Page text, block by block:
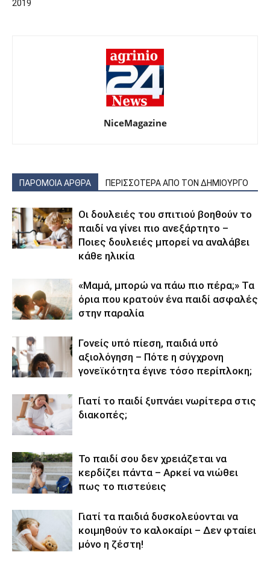
2019
NiceMagazine
ΠΑΡΟΜΟΙΑ ΑΡΘΡΑ ΠΕΡΙΣΣΟΤΕΡΑ ΑΠΟ ΤΟΝ ΔΗΜΙΟΥΡΓΟ
Οι δουλειές του σπιτιού βοηθούν το
παιδί να γίνει πιο ανεξάρτητο –
Ποιες δουλειές μπορεί να αναλάβει
κάθε ηλικία
«Μαμά, μπορώ να πάω πιο πέρα;» Τα
όρια που κρατούν ένα παιδί ασφαλές
στην παραλία
Γονείς υπό πίεση, παιδιά υπό
αξιολόγηση – Πότε η σύγχρονη
γονεϊκότητα έγινε τόσο περίπλοκη;
Γιατί το παιδί ξυπνάει νωρίτερα στις
διακοπές;
Το παιδί σου δεν χρειάζεται να
κερδίζει πάντα – Αρκεί να νιώθει
πως το πιστεύεις
Γιατί τα παιδιά δυσκολεύονται να
κοιμηθούν το καλοκαίρι – Δεν φταίει
μόνο η ζέστη!